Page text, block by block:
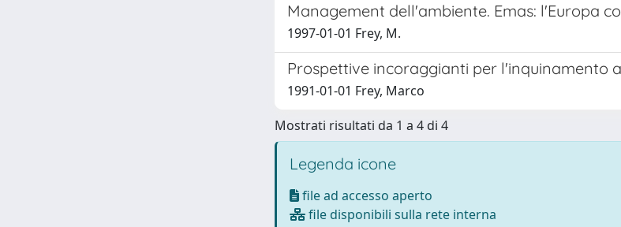
Management dell'ambiente. Emas: l'Europa
1997-01-01 Frey, M.
Prospettive incoraggianti per l'inquinamento
1991-01-01 Frey, Marco
Mostrati risultati da 1 a 4 di 4
Legenda icone
file ad accesso aperto
file disponibili sulla rete interna